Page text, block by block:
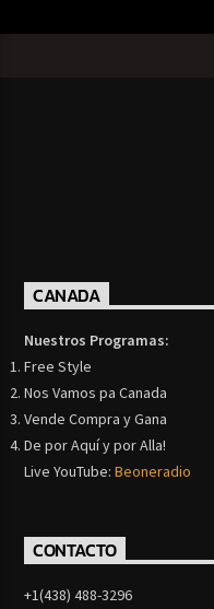
CANADA
Nuestros Programas:
Free Style
Nos Vamos pa Canada
Vende Compra y Gana
De por Aquí y por Alla!
Live YouTube:Beoneradio
CONTACTO
+1(438) 488-3296